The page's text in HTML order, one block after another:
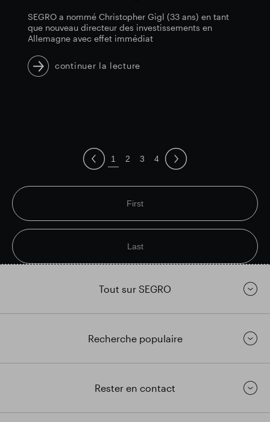
SEGRO a nommé Christopher Gigl (33 ans) en tant
que nouveau directeur des investissements en
Allemagne avec effet immédiat
continuer la lecture
First
1 2 3 4
Last
Tout sur SEGRO
Recherche populaire
Rester en contact